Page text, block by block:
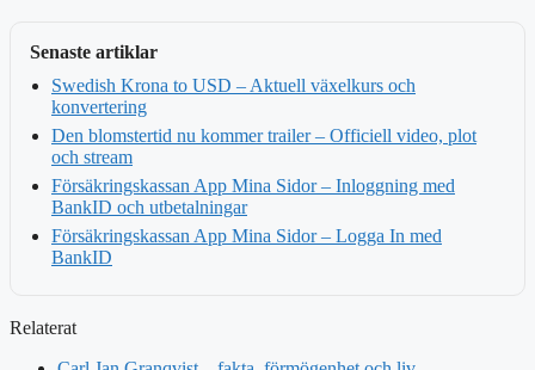
Senaste artiklar
Swedish Krona to USD – Aktuell växelkurs och
konvertering
Den blomstertid nu kommer trailer – Officiell video, plot
och stream
Försäkringskassan App Mina Sidor – Inloggning med
BankID och utbetalningar
Försäkringskassan App Mina Sidor – Logga In med
BankID
Relaterat